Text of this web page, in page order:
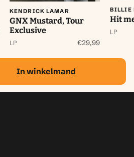
KENDRICK LAMAR
GNX Mustard, Tour
Exclusive
LP €29,99
BILLIE
Hit
LP
In winkelmand